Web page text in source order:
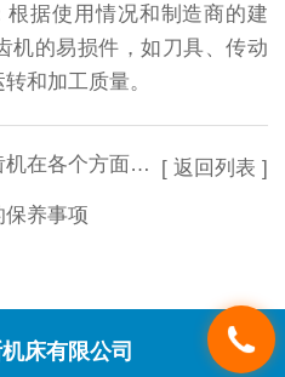
据使用情况和制造商的建
机的易损件，如刀具、传动
和加工质量。
个方面中的应用
养事项
[ 返回列表 ]
床有限公司